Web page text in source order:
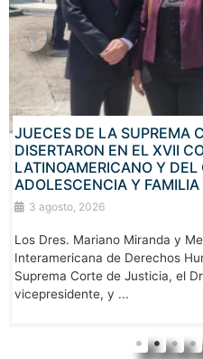
JUECES DE LA SUPREMA
DISERTARON EN EL XVII
LATINOAMERICANO Y DEL
ADOLESCENCIA Y
3 agosto, 2026
Los Dres. Mariano Miranda y
Interamericana de Derechos
Suprema Corte de Justicia, el
vicepresidente, y ...